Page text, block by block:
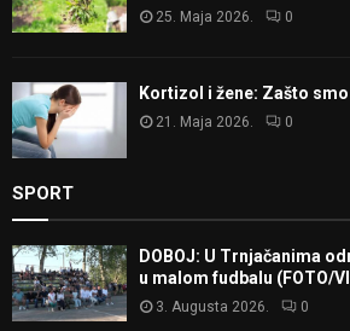
25. Maja 2026. 0
Kortizol i žene: Zašto
21. Maja 2026. 0
SPORT
DOBOJ: U Trnjačanima
u malom fudbalu (FOTO/
3. Augusta 2026. 0